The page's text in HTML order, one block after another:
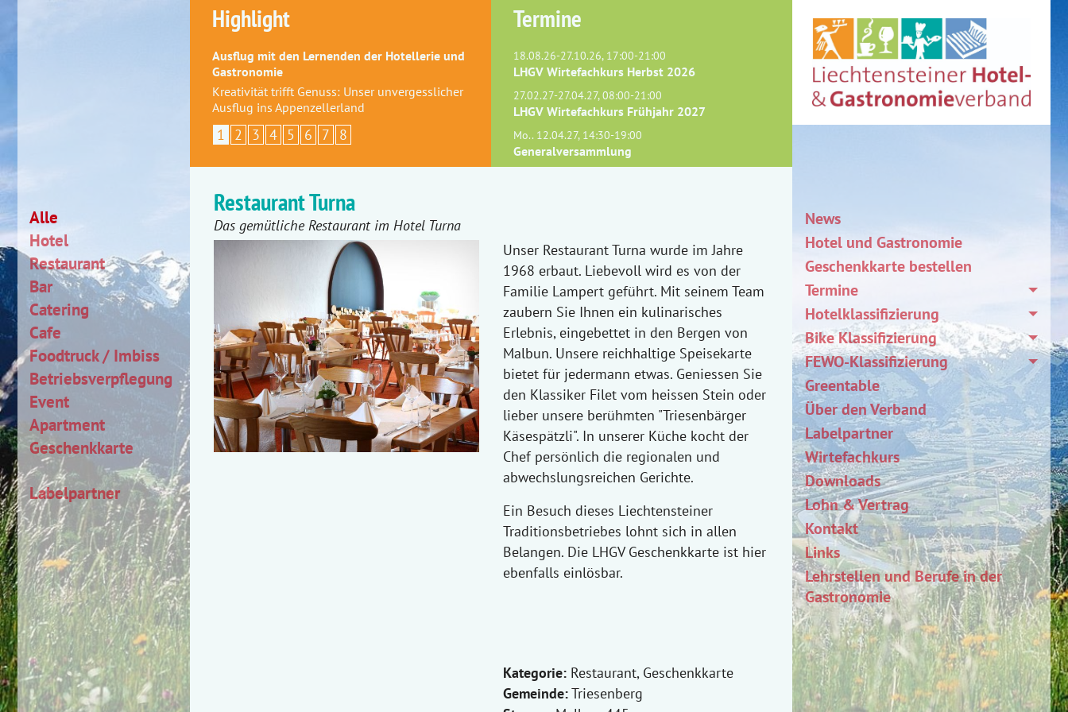
Alle
Hotel
Restaurant
Bar
Catering
Cafe
Foodtruck / Imbiss
Betriebsverpflegung
Event
Apartment
Geschenkkarte
Labelpartner
Highlight
Ausflug mit den Lernenden der Hotellerie und
Gastronomie
Kreativität trifft Genuss: Unser unvergesslicher
Ausflug ins Appenzellerland
1 2 3 4 5 6 7 8
Termine
18.08.26-27.10.26, 17:00-21:00
LHGV Wirtefachkurs Herbst 2026
27.02.27-27.04.27, 08:00-21:00
LHGV Wirtefachkurs Frühjahr 2027
Mo.. 12.04.27, 14:30-19:00
Generalversammlung
Restaurant Turna
Das gemütliche Restaurant im Hotel Turna
Unser Restaurant Turna wurde im Jahre
1968 erbaut. Liebevoll wird es von der
Familie Lampert geführt. Mit seinem Team
zaubern Sie Ihnen ein kulinarisches
Erlebnis, eingebettet in den Bergen von
Malbun. Unsere reichhaltige Speisekarte
bietet für jedermann etwas. Geniessen Sie
den Klassiker Filet vom heissen Stein oder
lieber unsere berühmten "Triesenbärger
Käsespätzli". In unserer Küche kocht der
Chef persönlich die regionalen und
abwechslungsreichen Gerichte.
Ein Besuch dieses Liechtensteiner
Traditionsbetriebes lohnt sich in allen
Belangen. Die LHGV Geschenkkarte ist hier
ebenfalls einlösbar.
Kategorie:Restaurant, Geschenkkarte
Gemeinde:Triesenberg
News
Hotel und Gastronomie
Geschenkkarte bestellen
Termine
Hotelklassifizierung
Bike Klassifizierung
FEWO-Klassifizierung
Greentable
Über den Verband
Labelpartner
Wirtefachkurs
Downloads
Lohn & Vertrag
Kontakt
Links
Lehrstellen und Berufe in der
Gastronomie